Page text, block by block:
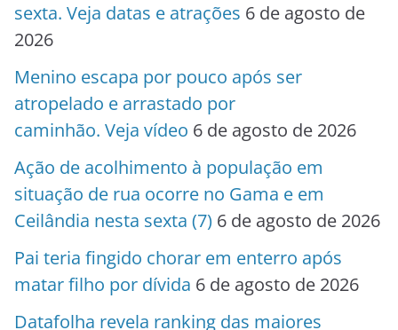
sexta. Veja datas e atrações 6 de agosto de
2026
Menino escapa por pouco após ser
atropelado e arrastado por
caminhão. Veja vídeo 6 de agosto de 2026
Ação de acolhimento à população em
situação de rua ocorre no Gama e em
Ceilândia nesta sexta (7) 6 de agosto de 2026
Pai teria fingido chorar em enterro após
matar filho por dívida 6 de agosto de 2026
Datafolha revela ranking das maiores